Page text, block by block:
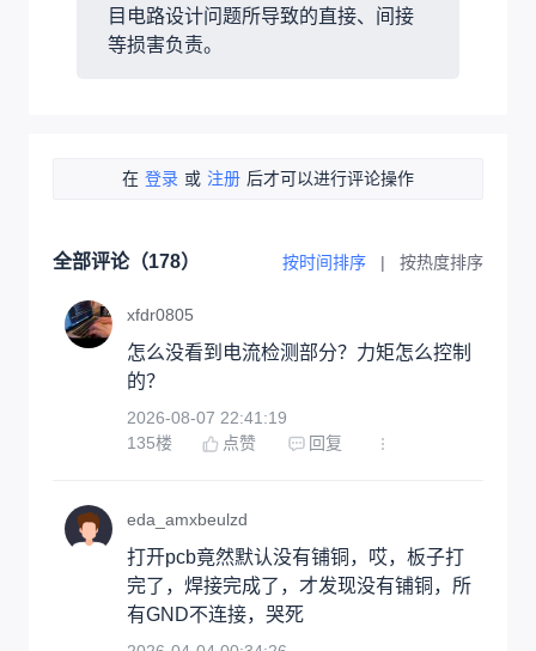
目电路设计问题所导致的直接、间接
等损害负责。
在 登录 或 注册 后才可以进行评论操作
全部评论（178） 按时间排序 | 按热度排序
xfdr0805
怎么没看到电流检测部分？力矩怎么控制
的？
2026-08-07 22:41:19
135楼 点赞 回复
eda_amxbeulzd
打开pcb竟然默认没有铺铜，哎，板子打
完了，焊接完成了，才发现没有铺铜，所
有GND不连接，哭死